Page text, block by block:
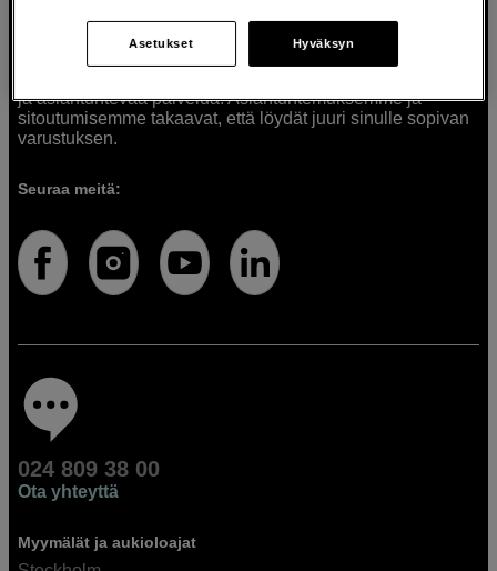
musiikin ja taiteen harrastajia. Oikeilla työkaluilla ideat
muuttuvat todellisuudeksi. Autamme sinua valitsemaan
ja asiantuntevaa palvelua. Asiantuntemuksemme ja
sitoutumisemme takaavat, että löydät juuri sinulle sopivan
varustuksen.
Seuraa meitä:
024 809 38 00
Ota yhteyttä
Myymälät ja aukioloajat
Asetukset Hyväksyn